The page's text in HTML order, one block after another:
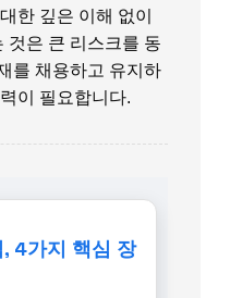
한 깊은 이해 없이
것은 큰 리스크를 동
를 채용하고 유지하
이 필요합니다.
4가지 핵심 장